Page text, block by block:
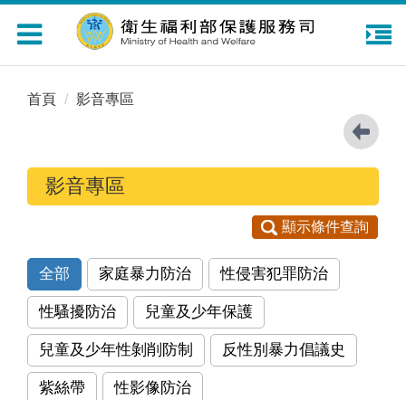
Toggle
navigation
首頁 影音專區
影音專區
顯示條件查詢
全部 家庭暴力防治 性侵害犯罪防治
性騷擾防治 兒童及少年保護
兒童及少年性剝削防制 反性別暴力倡議史
紫絲帶 性影像防治